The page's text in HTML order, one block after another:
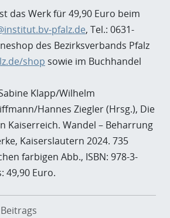
das Werk für 49,90 Euro beim
pfalz.de, Tel.: 0631-
des Bezirksverbands Pfalz
shop sowie im Buchhandel
Klapp/Wilhelm
Hannes Ziegler (Hrsg.), Die
Kaiserreich. Wandel – Beharrung
Kaiserslautern 2024. 735
farbigen Abb., ISBN: 978-3-
49,90 Euro.